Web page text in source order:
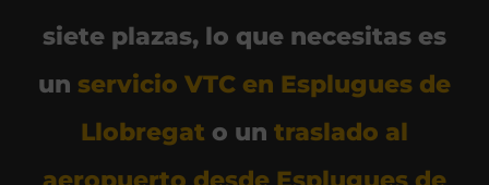
siete plazas, lo que necesitas es
un servicio VTC en Esplugues de
Llobregat o un traslado al